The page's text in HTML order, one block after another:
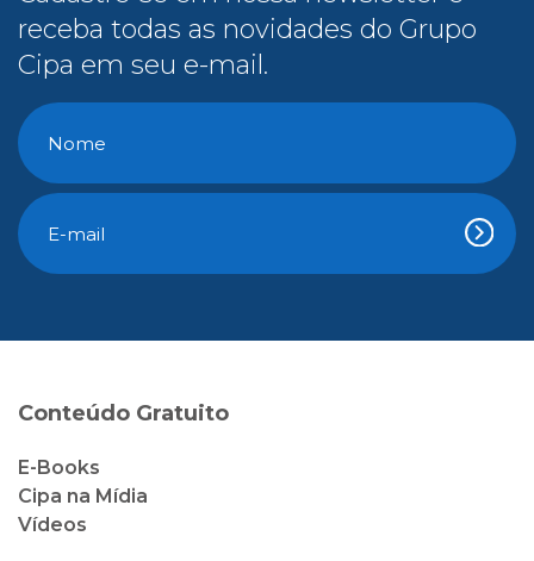
receba todas as novidades do Grupo
Cipa em seu e-mail.
Conteúdo Gratuito
E-Books
Cipa na Mídia
Vídeos